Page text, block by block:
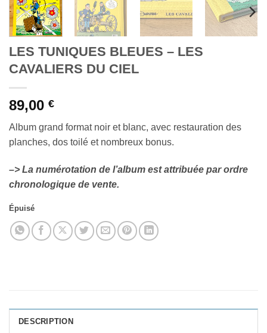
LES TUNIQUES BLEUES – LES
CAVALIERS DU CIEL
89,00 €
Album grand format noir et blanc, avec restauration des
planches, dos toilé et nombreux bonus.
–> La numérotation de l’album est attribuée par ordre
chronologique de vente.
Épuisé
DESCRIPTION